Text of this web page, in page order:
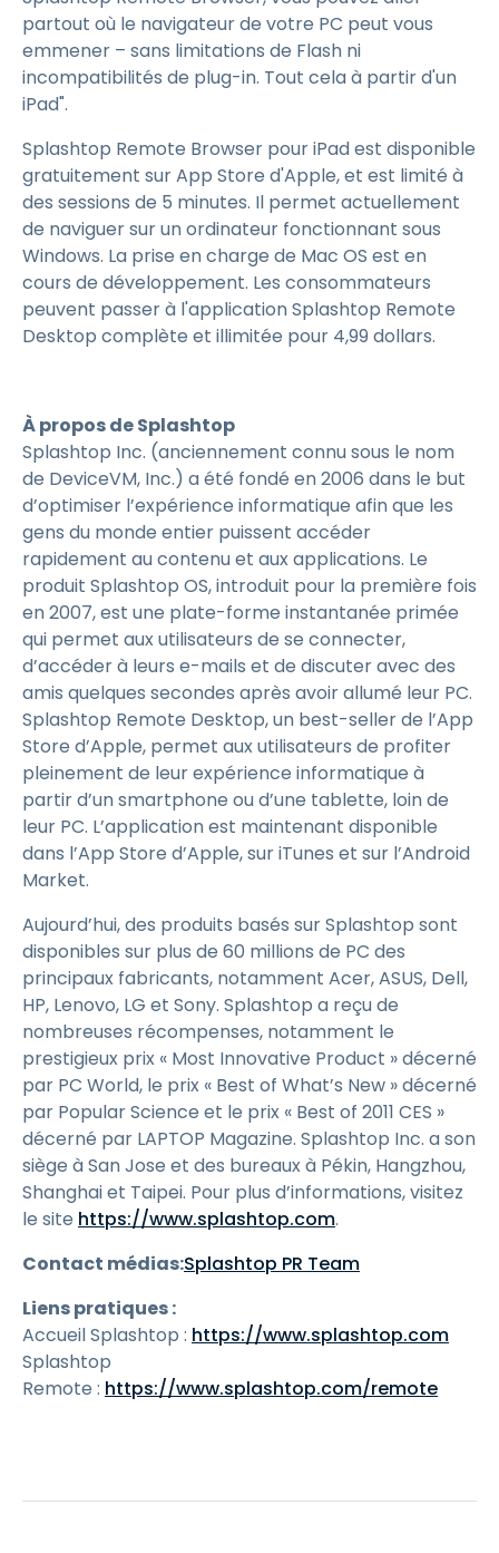
partout où le navigateur de votre PC peut vous
emmener – sans limitations de Flash ni
incompatibilités de plug-in. Tout cela à partir d'un
iPad".
Splashtop Remote Browser pour iPad est disponible
gratuitement sur App Store d'Apple, et est limité à
des sessions de 5 minutes. Il permet actuellement
de naviguer sur un ordinateur fonctionnant sous
Windows. La prise en charge de Mac OS est en
cours de développement. Les consommateurs
peuvent passer à l'application Splashtop Remote
Desktop complète et illimitée pour 4,99 dollars.
À propos de Splashtop
Splashtop Inc. (anciennement connu sous le nom
de DeviceVM, Inc.) a été fondé en 2006 dans le but
d’optimiser l’expérience informatique afin que les
gens du monde entier puissent accéder
rapidement au contenu et aux applications. Le
produit Splashtop OS, introduit pour la première fois
en 2007, est une plate-forme instantanée primée
qui permet aux utilisateurs de se connecter,
d’accéder à leurs e-mails et de discuter avec des
amis quelques secondes après avoir allumé leur PC.
Splashtop Remote Desktop, un best-seller de l’App
Store d’Apple, permet aux utilisateurs de profiter
pleinement de leur expérience informatique à
partir d’un smartphone ou d’une tablette, loin de
leur PC. L’application est maintenant disponible
dans l’App Store d’Apple, sur iTunes et sur l’Android
Market.
Aujourd’hui, des produits basés sur Splashtop sont
disponibles sur plus de 60 millions de PC des
principaux fabricants, notamment Acer, ASUS, Dell,
HP, Lenovo, LG et Sony. Splashtop a reçu de
nombreuses récompenses, notamment le
prestigieux prix « Most Innovative Product » décerné
par PC World, le prix « Best of What’s New » décerné
par Popular Science et le prix « Best of 2011 CES »
décerné par LAPTOP Magazine. Splashtop Inc. a son
siège à San Jose et des bureaux à Pékin, Hangzhou,
Shanghai et Taipei. Pour plus d’informations, visitez
le site https://www.splashtop.com.
Contact médias:Splashtop PR Team
Liens pratiques :
Accueil Splashtop : https://www.splashtop.com
Splashtop
Remote : https://www.splashtop.com/remote